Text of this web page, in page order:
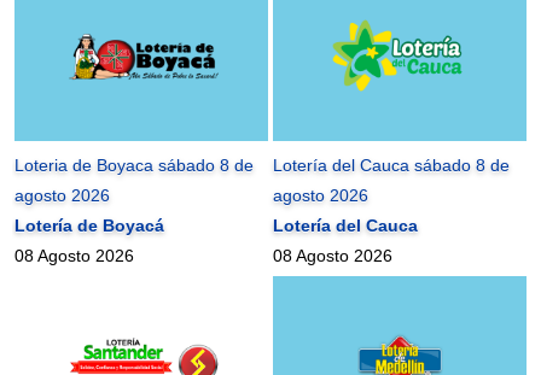
Loteria de Boyaca sábado 8 de
agosto 2026
Lotería de Boyacá
08 Agosto 2026
Lotería del Cauca sábado 8 de
agosto 2026
Lotería del Cauca
08 Agosto 2026